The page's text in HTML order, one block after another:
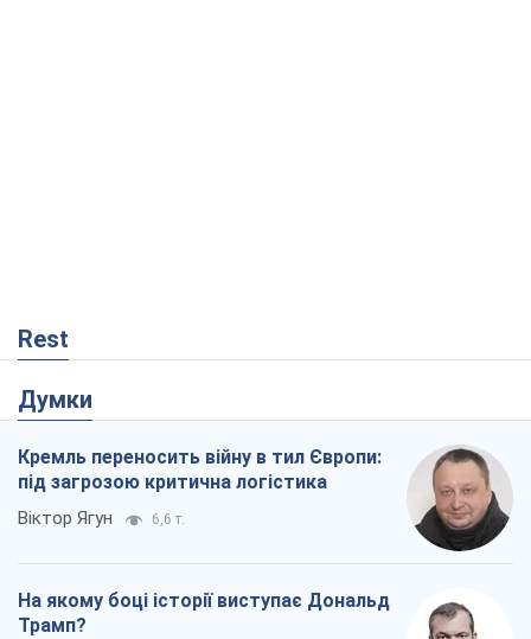
Rest
Думки
Кремль переносить війну в тил Європи:
під загрозою критична логістика
Віктор Ягун 6,6 т.
На якому боці історії виступає Дональд
Трамп?